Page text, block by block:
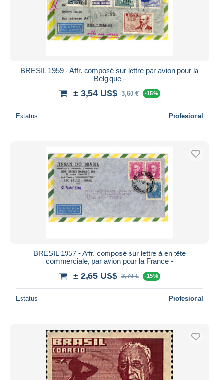
BRESIL 1959 - Affr. composé sur lettre par avion pour la
Belgique -
± 3,54 US$ 3,60 € -15 %
Estatus Profesional
BRESIL 1957 - Affr. composé sur lettre à en tête
commerciale, par avion pour la France -
± 2,65 US$ 2,70 € -15 %
Estatus Profesional